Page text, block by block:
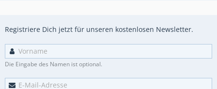
Registriere Dich jetzt für unseren kostenlosen Newsletter.
Die Eingabe des Namen ist optional.